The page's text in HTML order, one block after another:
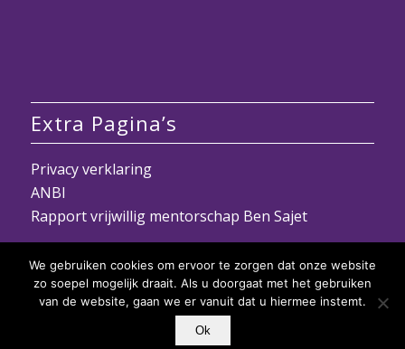
Extra Pagina’s
Privacy verklaring
ANBI
Rapport vrijwillig mentorschap Ben Sajet
© Copyright - Stichting Mentorschap Amsterdam
We gebruiken cookies om ervoor te zorgen dat onze website
zo soepel mogelijk draait. Als u doorgaat met het gebruiken
van de website, gaan we er vanuit dat u hiermee instemt.
Ok